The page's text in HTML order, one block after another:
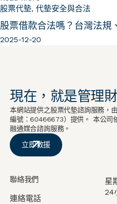
股票代墊, 代墊安全與合法
股票借款合法嗎？台灣法規
2025-12-20
現在，就是管理
本網站提供之股票代墊諮詢服務，
編號：60466673）提供。 本公司
融通媒合諮詢服務。
立即救援
聯絡我們
連絡電話
星
24